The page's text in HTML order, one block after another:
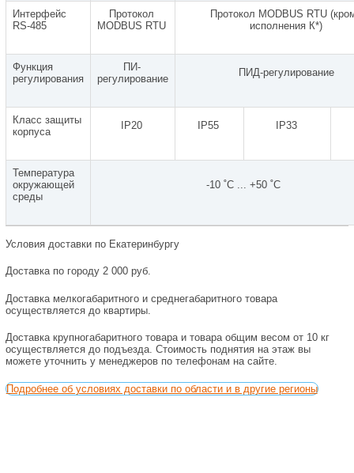
Интерфейс
RS-485
Протокол
MODBUS RTU
Протокол MODBUS RTU
исполнения К*)
Функция
регулирования
ПИ-
регулирование
ПИД-регулирование
Класс защиты
корпуса
IP20 IP55 IP33
Температура
окружающей
среды
-10 ˚С ... +50 ˚С
Условия доставки по Екатеринбургу
Доставка по городу 2 000 руб.
Доставка мелкогабаритного и среднегабаритного товара
осуществляется до квартиры.
Доставка крупногабаритного товара и товара общим весом от 10 кг
осуществляется до подъезда. Стоимость поднятия на этаж вы
можете уточнить у менеджеров по телефонам на сайте.
Подробнее об условиях доставки по области и в другие регионы